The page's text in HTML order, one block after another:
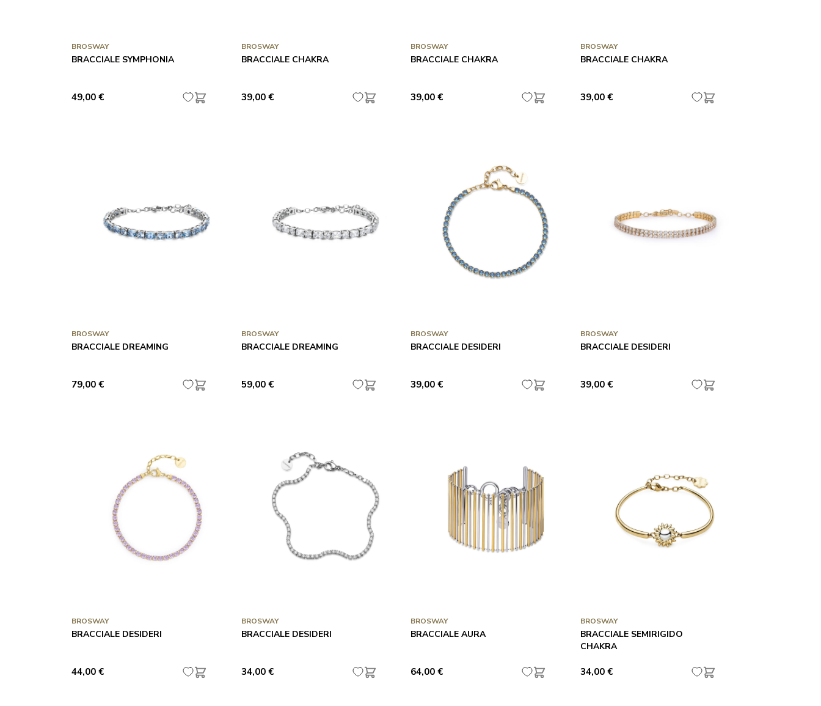
BROSWAY
BRACCIALE SYMPHONIA
49,00 €
BROSWAY
BRACCIALE CHAKRA
39,00 €
BROSWAY
BRACCIALE CHAKRA
39,00 €
BROSWAY
BRACCIALE CHAKRA
39,00 €
BROSWAY
BRACCIALE DREAMING
79,00 €
BROSWAY
BRACCIALE DREAMING
59,00 €
BROSWAY
BRACCIALE DESIDERI
39,00 €
BROSWAY
BRACCIALE DESIDERI
39,00 €
BROSWAY
BRACCIALE DESIDERI
44,00 €
BROSWAY
BRACCIALE DESIDERI
34,00 €
BROSWAY
BRACCIALE AURA
64,00 €
BROSWAY
BRACCIALE SEMIRIGIDO
CHAKRA
34,00 €